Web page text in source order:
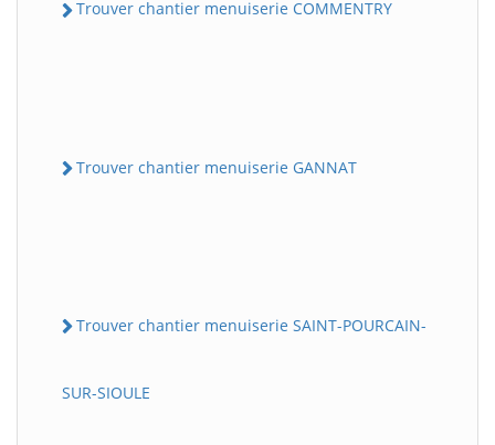
Trouver chantier menuiserie COMMENTRY
Trouver chantier menuiserie GANNAT
Trouver chantier menuiserie SAINT-POURCAIN-
SUR-SIOULE